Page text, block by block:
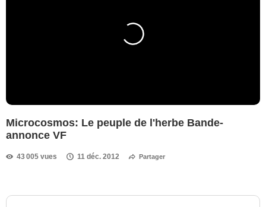
Microcosmos: Le peuple de l'herbe Bande-
annonce VF
43 005 vues 11 déc. 2012 Partager